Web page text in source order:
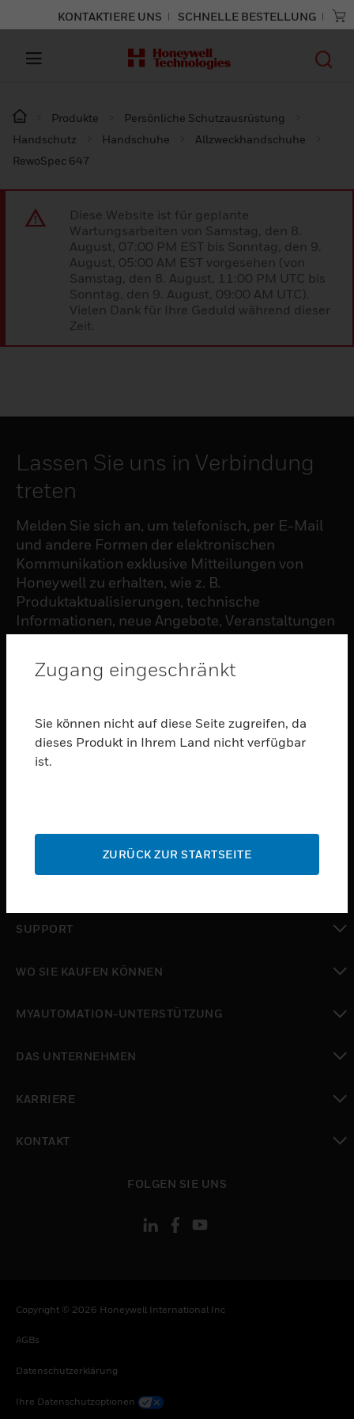
KONTAKTIERE UNS SCHNELLE BESTELLUNG
Produkte
Persönliche Schutzausrüstung
Handschutz
Handschuhe
Allzweckhandschuhe
RewoSpec 647
Diese Website ist für geplante
Wartungsarbeiten von Samstag, den 8.
August, 07:00 PM EST bis Sonntag, den 9.
August, 05:00 AM EST vorgesehen (von
Samstag, den 8. August, 11:00 PM UTC bis
Sonntag, den 9. August, 09:00 AM UTC).
Vielen Dank für Ihre Geduld während dieser
Zeit.
Lassen Sie uns in Verbindung
treten
Melden Sie sich an, um telefonisch, per E-Mail
und andere Formen der elektronischen
Kommunikation exklusive Mitteilungen von
Honeywell zu erhalten, wie z. B.
Produktaktualisierungen, technische
Informationen, neue Angebote, Veranstaltungen
und Neuigkeiten, Umfragen, Sonderangebote
PRODUKTE
toggle view
toggle view
toggle view
SUPPORT
WO SIE KAUFEN KÖNNEN
MYAUTOMATION-UNTERSTÜTZUNG
DAS UNTERNEHMEN
KARRIERE
KONTAKT
FOLGEN SIE UNS
Copyright © 2026 Honeywell International Inc
AGBs
Datenschutzerklärung
Ihre Datenschutzoptionen
Zugang eingeschränkt
Sie können nicht auf diese Seite zugreifen, da
dieses Produkt in Ihrem Land nicht verfügbar
ist.
ZURÜCK ZUR STARTSEITE